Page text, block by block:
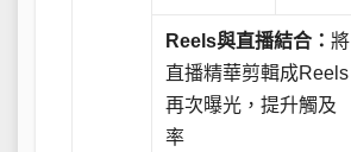
Reels與直播結合：將
直播精華剪輯成Reels
再次曝光，提升觸及
率